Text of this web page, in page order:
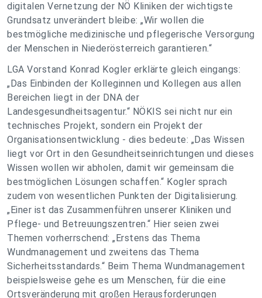
digitalen Vernetzung der NÖ Kliniken der wichtigste
Grundsatz unverändert bleibe: „Wir wollen die
bestmögliche medizinische und pflegerische Versorgung
der Menschen in Niederösterreich garantieren.“
LGA Vorstand Konrad Kogler erklärte gleich eingangs:
„Das Einbinden der Kolleginnen und Kollegen aus allen
Bereichen liegt in der DNA der
Landesgesundheitsagentur.“ NÖKIS sei nicht nur ein
technisches Projekt, sondern ein Projekt der
Organisationsentwicklung - dies bedeute: „Das Wissen
liegt vor Ort in den Gesundheitseinrichtungen und dieses
Wissen wollen wir abholen, damit wir gemeinsam die
bestmöglichen Lösungen schaffen.“ Kogler sprach
zudem von wesentlichen Punkten der Digitalisierung.
„Einer ist das Zusammenführen unserer Kliniken und
Pflege- und Betreuungszentren.“ Hier seien zwei
Themen vorherrschend: „Erstens das Thema
Wundmanagement und zweitens das Thema
Sicherheitsstandards.“ Beim Thema Wundmanagement
beispielsweise gehe es um Menschen, für die eine
Ortsveränderung mit großen Herausforderungen